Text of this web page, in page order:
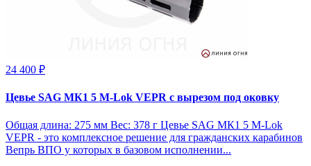
24 400 ₽
Цевье SAG МК1 5 M-Lok VEPR с вырезом под оковку
Общая длина: 275 мм Вес: 378 г Цевье SAG МК1 5 M-Lok
VEPR - это комплексное решение для гражданских карабинов
Вепрь ВПО у которых в базовом исполнении...